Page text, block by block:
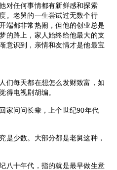
对任何事情都有新鲜感和探索
。老舅的一生尝试过无数个行
端都非常热闹，但他的创业总是
的路上，家人始终给他最大的支
意识到，亲情和友情才是他最宝
们每天都在想怎么发财致富，如
得电视剧胡编。
家问问长辈，上个世纪90年代
是少数。大部分都是老舅这种，
八十年代，指的就是最早做生意